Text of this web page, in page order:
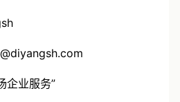
企业服务”